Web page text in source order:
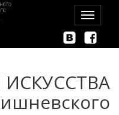
Toggle
navigation